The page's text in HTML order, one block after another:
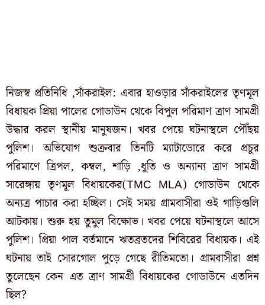
নিজস্ব প্রতিনিধি ,সাঁকরাইল: এবার হাওড়ার সাঁকরাইলের তৃণমূল
বিধায়ক প্রিয়া পালের গোডাউন থেকে বিপুল পরিমাণ ত্রাণ সামগ্রী
উদ্ধার করল স্থানীয় মানুষজন। খবর পেয়ে ঘটনাস্থলে পৌঁছয়
পুলিশ। অভিযোগ শুক্রবার তিনটি ম্যাটাডোরে করে প্রচুর
পরিমাণে ত্রিপল, কম্বল, শাড়ি ,ধুতি ও অন্যান্য ত্রাণ সামগ্রী
সারেঙ্গায় তৃণমূল বিধায়কের(TMC MLA) গোডাউন থেকে
অন্যত্র পাচার করা হচ্ছিল। সেই সময় গ্রামবাসীরা ওই গাড়িগুলি
আটকায়। শুরু হয় তুমুল বিক্ষোভ। খবর পেয়ে ঘটনাস্থলে আসে
পুলিশ। প্রিয়া পাল বর্তমানে ঋতব্রতদের শিবিরের বিধায়ক। এই
ঘটনায় তাই সোরগোল পুড়ে গেছে রীতিমতো। গ্রামবাসীরা প্রশ্ন
তুলেছেন কেন এত ত্রাণ সামগ্রী বিধায়কের গোডাউনে এতদিন
ছিল?